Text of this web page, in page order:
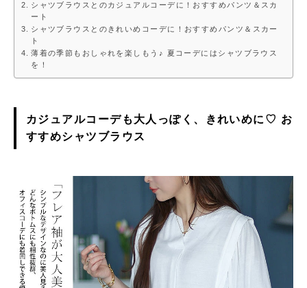
シャツブラウスとのカジュアルコーデに！おすすめパンツ＆スカ
ート
シャツブラウスとのきれいめコーデに！おすすめパンツ＆スカー
ト
薄着の季節もおしゃれを楽しもう♪ 夏コーデにはシャツブラウス
を！
カジュアルコーデも大人っぽく、きれいめに♡ お
すすめシャツブラウス